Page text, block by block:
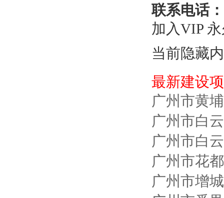
联系电话：
加入VIP
当前隐藏
最新建设
广州市黄
广州市白
广州市白
广州市花
广州市增